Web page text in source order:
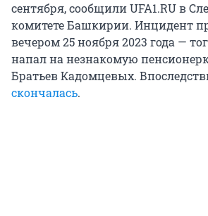
сентября, сообщили UFA1.RU в
комитете Башкирии. Инцидент
вечером 25 ноября 2023 года —
напал на незнакомую
Братьев Кадомцевых.
скончалась.